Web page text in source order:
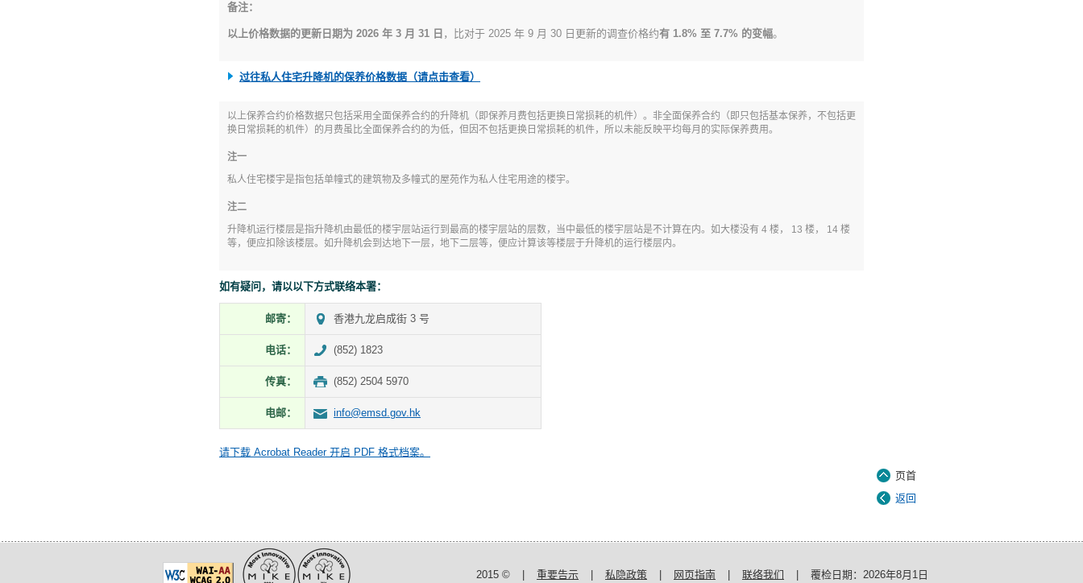
备注：
以上价格数据的更新日期为 2026 年 3 月 31 日 ，比对于 2025 年 9 月 30 日更新的调查价格约有 1.8% 至 7.7% 的变幅。
过往私人住宅升降机的保养价格数据（请点击查看）
以上保养合约价格数据只包括采用全面保养合约的升降机（即保养月费包括更换日常损耗的机件）。非全面保养合约（即只包括基本保养，不包括更
换日常损耗的机件）的月费虽比全面保养合约的为低，但因不包括更换日常损耗的机件，所以未能反映平均每月的实际保养费用。
注一
私人住宅楼宇是指包括单幢式的建筑物及多幢式的屋苑作为私人住宅用途的楼宇。
注二
升降机运行楼层是指升降机由最低的楼宇层站运行到最高的楼宇层站的层数，当中最低的楼宇层站是不计算在内。如大楼没有 4 楼， 13 楼， 14 楼
等，便应扣除该楼层。如升降机会到达地下一层，地下二层等，便应计算该等楼层于升降机的运行楼层内。
如有疑问，请以以下方式联络本署：
邮寄： 香港九龙启成街 3 号
电话： (852) 1823
传真： (852) 2504 5970
电邮： info@emsd.gov.hk
请下载 Acrobat Reader 开启 PDF 格式档案。
页首
返回
2015 © 重要告示 私隐政策 网页指南 联络我们 覆检日期： 2026年8月1日